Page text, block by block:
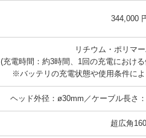
344,000
リチウム・ポリマ
(充電時間：約3時間、1回の充電におけ
※バッテリの充電状態や使用条件によ
ヘッド外径：ø30mm／ケーブル長さ
超広角